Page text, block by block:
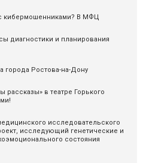
кибермошенниками? В МФЦ
диагностики и планирования
города Ростова-на-Дону
рассказы» в театре Горького
исследовательского
исследующий генетические и
состояния